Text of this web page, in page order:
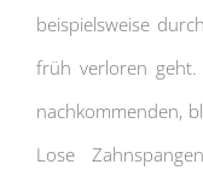
beispielsweise
früh verloren
nachkommenden,
Lose